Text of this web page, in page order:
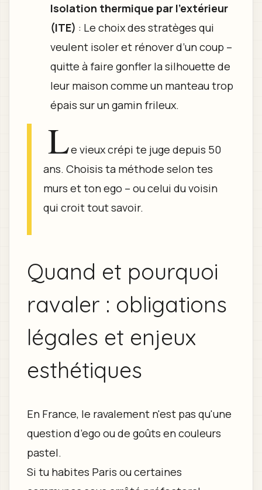
Isolation thermique par l’extérieur
(ITE) : Le choix des stratèges qui
veulent isoler et rénover d’un coup –
quitte à faire gonfler la silhouette de
leur maison comme un manteau trop
épais sur un gamin frileux.
Le vieux crépi te juge depuis 50
ans. Choisis ta méthode selon tes
murs et ton ego – ou celui du voisin
qui croit tout savoir.
Quand et pourquoi
ravaler : obligations
légales et enjeux
esthétiques
En France, le ravalement n'est pas qu'une
question d’ego ou de goûts en couleurs
pastel.
Si tu habites Paris ou certaines